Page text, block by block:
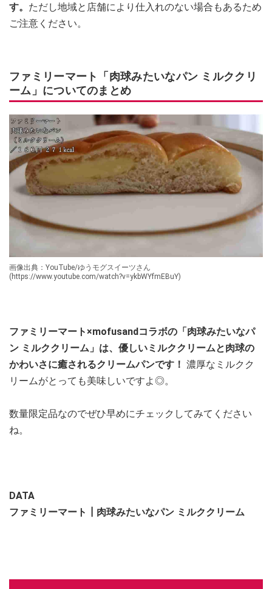
す。 ただし地域と店舗により仕入れのない場合もあるため
ご注意ください。
ファミリーマート「肉球みたいなパン ミルククリ
ーム」についてのまとめ
画像出典：YouTube/ゆうモグスイーツさん
(https://www.youtube.com/watch?v=ykbWYfmEBuY)
ファミリーマート×mofusandコラボの「肉球みたいなパ
ン ミルククリーム」は、優しいミルククリームと肉球の
かわいさに癒されるクリームパンです！ 濃厚なミルクク
リームがとっても美味しいですよ◎。
数量限定品なのでぜひ早めにチェックしてみてください
ね。
DATA
ファミリーマート┃肉球みたいなパン ミルククリーム